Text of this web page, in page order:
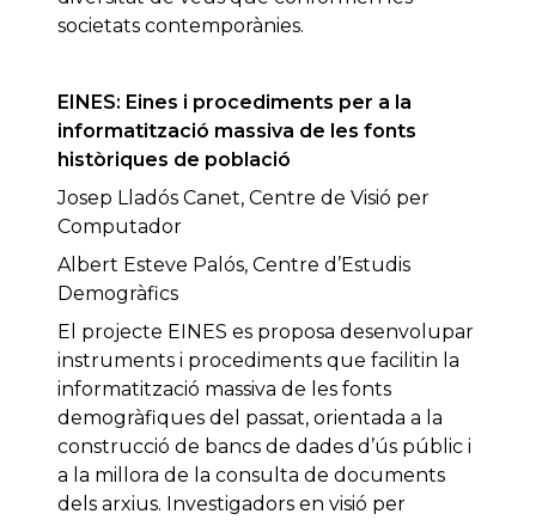
societats contemporànies.
EINES: Eines i procediments per a la
informatització massiva de les fonts
històriques de població
Josep Lladós Canet, Centre de Visió per
Computador
Albert Esteve Palós, Centre d’Estudis
Demogràfics
El projecte EINES es proposa desenvolupar
instruments i procediments que facilitin la
informatització massiva de les fonts
demogràfiques del passat, orientada a la
construcció de bancs de dades d’ús públic i
a la millora de la consulta de documents
dels arxius. Investigadors en visió per